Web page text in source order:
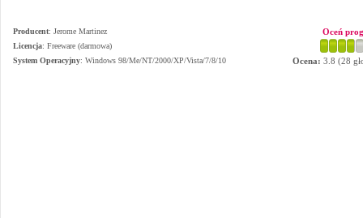
Producent: Jerome Martinez
Licencja: Freeware (darmowa)
System Operacyjny: Windows 98/Me/NT/2000/XP/Vista/7/8/10
Oceń
Ocena: 3.8 (28